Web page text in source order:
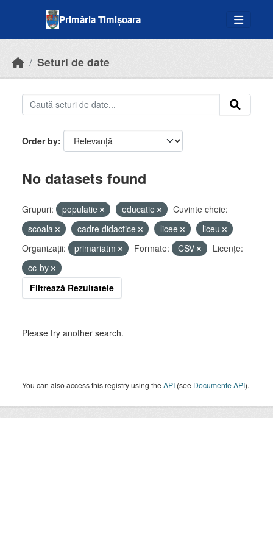
Primăria Timișoara
Seturi de date
Order by
No datasets found
Grupuri: populatie educatie
Cuvinte cheie:
scoala
cadre didactice licee
liceu
Organizații:
primariatm Formate: CSV
Licenţe:
cc-by
Filtrează Rezultatele
Please try another search.
You can also access this registry using theAPI (see Documente API).